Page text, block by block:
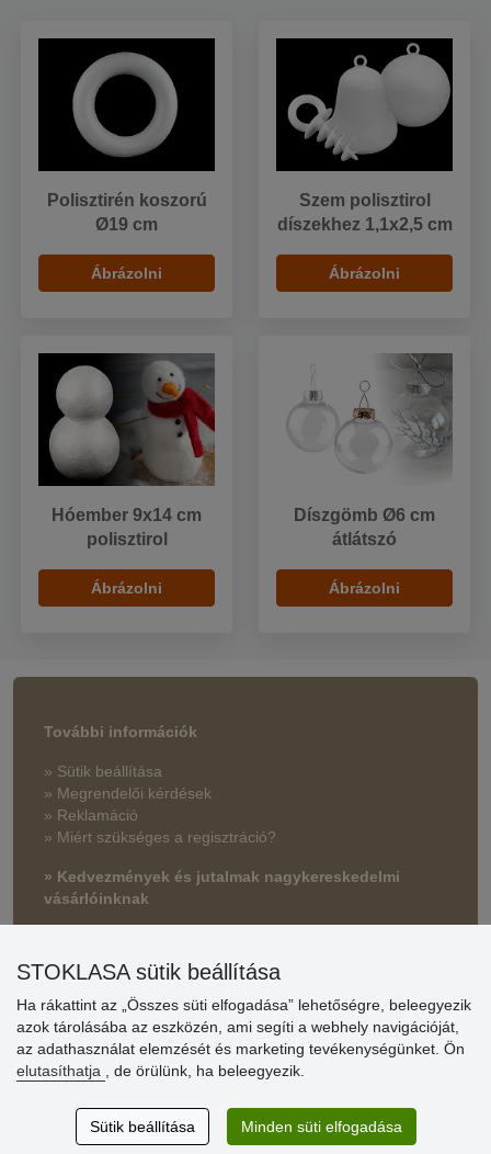
Polisztirén koszorú
Ø19 cm
Ábrázolni
Szem polisztirol
díszekhez 1,1x2,5 cm
Ábrázolni
Hóember 9x14 cm
polisztirol
Ábrázolni
Díszgömb Ø6 cm
átlátszó
Ábrázolni
További információk
» Sütik beállítása
» Megrendelői kérdések
» Reklamáció
» Miért szükséges a regisztráció?
» Kedvezmények és jutalmak nagykereskedelmi
vásárlóinknak
Vásárlók
értékelése
Excellent service
Thank you.
STOKLASA sütik beállítása
Ha rákattint az „Összes süti elfogadása” lehetőségre, beleegyezik
azok tárolásába az eszközén, ami segíti a webhely navigációját,
az adathasználat elemzését és marketing tevékenységünket. Ön
elutasíthatja
, de örülünk, ha beleegyezik.
Sütik beállítása Minden süti elfogadása